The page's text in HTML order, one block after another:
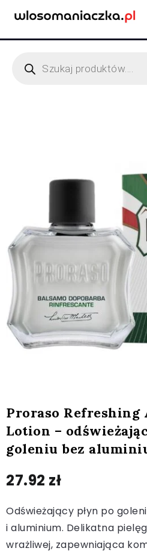
Proraso Refreshing
Lotion –
goleniu bez
27.92 zł
Odświeżający płyn po
i aluminium. Delikatna
wrażliwej, zapewniająca